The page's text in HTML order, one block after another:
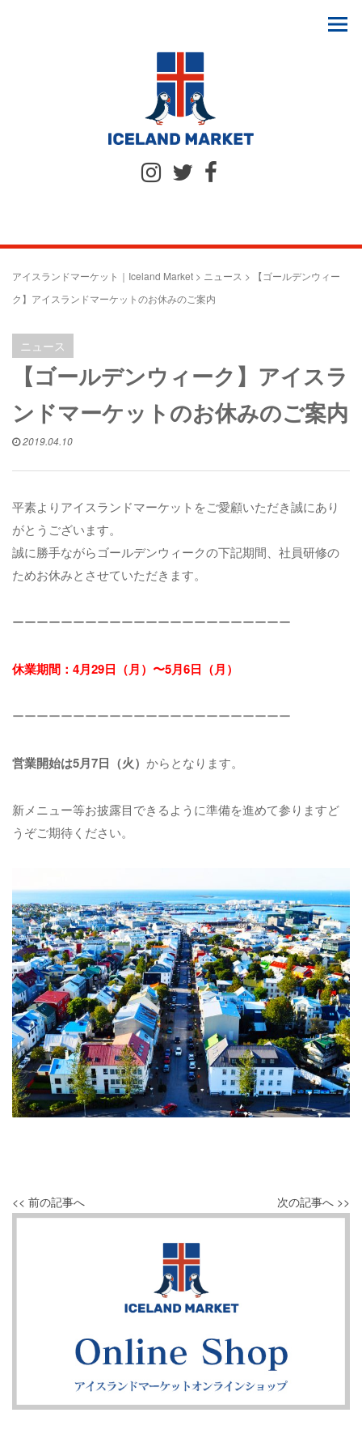
アイスランドマーケット｜Iceland Market > ニュース >
【ゴールデンウィー
ク】アイスランドマーケットのお休みのご案内
ニュース
【ゴールデンウィーク】アイスラ
ンドマーケットのお休みのご案内
2019.04.10
平素よりアイスランドマーケットをご愛顧いただき誠にあり
がとうございます。
誠に勝手ながらゴールデンウィークの下記期間、社員研修の
ためお休みとさせていただきます。
ーーーーーーーーーーーーーーーーーーーーーーー
休業期間：4月29日（月）〜5月6日（月）
ーーーーーーーーーーーーーーーーーーーーーーー
営業開始は5月7日（火） からとなります。
新メニュー等お披露目できるように準備を進めて参りますど
うぞご期待ください。
<< 前の記事へ 次の記事へ >>